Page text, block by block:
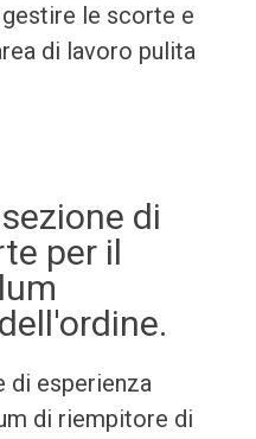
le scorte e
di lavoro pulita
di
per il
di esperienza
di riempitore di